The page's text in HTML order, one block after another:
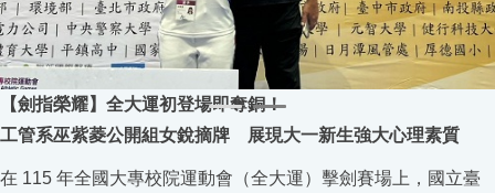
【劍指榮耀】全大運初登場即奪銅！
工管系巫紫菱公開組女銳摘牌 展現大一新生強大心理素質
在 115 年全國大專校院運動會（全大運）擊劍賽場上，國立臺